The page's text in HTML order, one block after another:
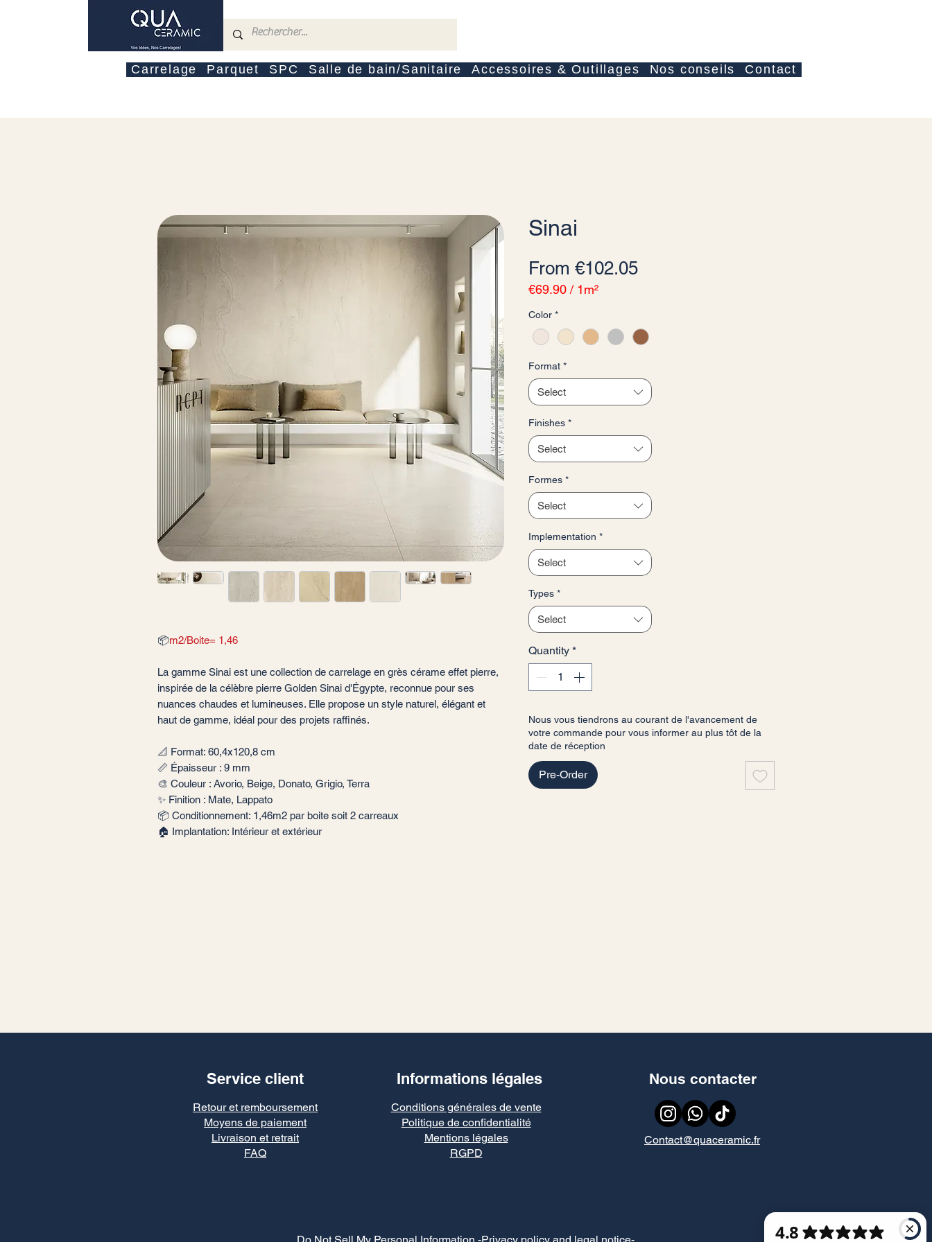
Carrelage Parquet SPC Salle de bain/Sanitaire Accessoires & Outillages Nos conseils Contact
📦m2/Boite= 1,46
La gamme Sinai est une collection de carrelage en grès cérame effet pierre,
inspirée de la célèbre pierre Golden Sinai d'Égypte, reconnue pour ses
nuances chaudes et lumineuses. Elle propose un style naturel, élégant et
haut de gamme, idéal pour des projets raffinés.
📐 Format: 60,4x120,8 cm
📏 Épaisseur : 9 mm
🎨 Couleur : Avorio, Beige, Donato, Grigio, Terra
✨ Finition : Mate, Lappato
📦 Conditionnement: 1,46m2 par boite soit 2 carreaux
🏠 Implantation: Intérieur et extérieur
Sinai
From €102.05Sale Price
€69.90 / 1m²
per
1
meter
Color *
Format *
Select
Finishes *
Select
Formes *
Select
Implementation *
Select
Types *
Select
Quantity *
Nous vous tiendrons au courant de l'avancement de
votre commande pour vous informer au plus tôt de la
date de réception
Pre-Order
Service client Informations légales
Retour et remboursement
Moyens de paiement
Livraison et retrait
FAQ
Conditions générales de vente
Politique de confidentialité
Mentions légales
RGPD
Nous contacter
Contact@quaceramic.fr